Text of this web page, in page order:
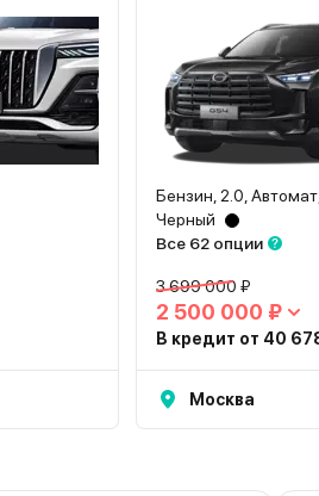
Бензин, 2.0,
Черный
Все 62 опции
3 699 000 ₽
2 500 000 ₽
В кредит от 40
Москва